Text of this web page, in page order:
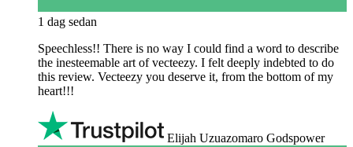
1 dag sedan
Speechless!! There is no way I could find a word to describe
the inesteemable art of vecteezy. I felt deeply indebted to do
this review. Vecteezy you deserve it, from the bottom of my
heart!!!
Elijah Uzuazomaro Godspower